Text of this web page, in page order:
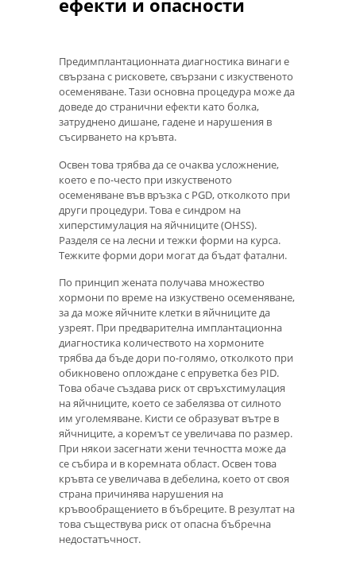
Предимплантационната диагностика винаги е
свързана с рисковете, свързани с изкуственото
осеменяване. Тази основна процедура може да
доведе до странични ефекти като болка,
затруднено дишане, гадене и нарушения в
съсирването на кръвта.
Освен това трябва да се очаква усложнение,
което е по-често при изкуственото
осеменяване във връзка с PGD, отколкото при
други процедури. Това е синдром на
хиперстимулация на яйчниците (OHSS).
Разделя се на лесни и тежки форми на курса.
Тежките форми дори могат да бъдат фатални.
По принцип жената получава множество
хормони по време на изкуствено осеменяване,
за да може яйчните клетки в яйчниците да
узреят. При предварителна имплантационна
диагностика количеството на хормоните
трябва да бъде дори по-голямо, отколкото при
обикновено оплождане с епруветка без PID.
Това обаче създава риск от свръхстимулация
на яйчниците, което се забелязва от силното
им уголемяване. Кисти се образуват вътре в
яйчниците, а коремът се увеличава по размер.
При някои засегнати жени течността може да
се събира и в коремната област. Освен това
кръвта се увеличава в дебелина, което от своя
страна причинява нарушения на
кръвообращението в бъбреците. В резултат на
това съществува риск от опасна бъбречна
недостатъчност.